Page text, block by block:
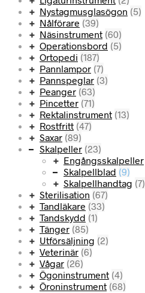
Nystagmusglasögon (5)
Nålförare (39)
Näsinstrument (60)
Operationsbord (5)
Ortopedi (187)
Pannlampor (7)
Pannspeglar (3)
Peanger (63)
Pincetter (71)
Rektalinstrument (13)
Rostfritt (47)
Saxar (89)
Skalpeller (23)
Engångsskalpeller
Skalpellblad (9)
Skalpellhandtag (7)
Sterilisation (67)
Tandläkare (33)
Tandskydd (1)
Tänger (85)
Utförsäljning (2)
Veterinär (6)
Vågar (26)
Ögoninstrument (4)
Öroninstrument (68)